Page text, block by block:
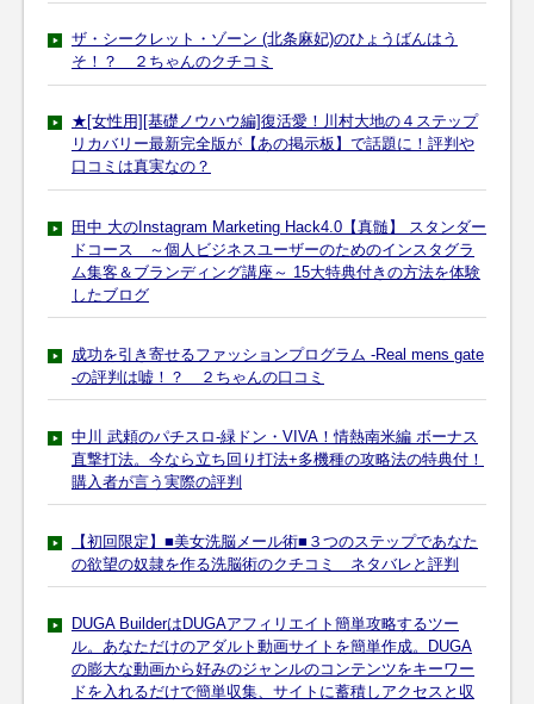
ザ・シークレット・ゾーン (北条麻妃)のひょうばんはう
そ！？ ２ちゃんのクチコミ
★[女性用][基礎ノウハウ編]復活愛！川村大地の４ステップ
リカバリー最新完全版が【あの掲示板】で話題に！評判や
口コミは真実なの？
田中 大のInstagram Marketing Hack4.0【真髄】 スタンダー
ドコース ～個人ビジネスユーザーのためのインスタグラ
ム集客＆ブランディング講座～ 15大特典付きの方法を体験
したブログ
成功を引き寄せるファッションプログラム -Real mens gate
-の評判は嘘！？ ２ちゃんの口コミ
中川 武頼のパチスロ-緑ドン・VIVA！情熱南米編 ボーナス
直撃打法。今なら立ち回り打法+多機種の攻略法の特典付！
購入者が言う実際の評判
【初回限定】■美女洗脳メール術■３つのステップであなた
の欲望の奴隷を作る洗脳術のクチコミ ネタバレと評判
DUGA BuilderはDUGAアフィリエイト簡単攻略するツー
ル。あなただけのアダルト動画サイトを簡単作成。DUGA
の膨大な動画から好みのジャンルのコンテンツをキーワー
ドを入れるだけで簡単収集、サイトに蓄積しアクセスと収